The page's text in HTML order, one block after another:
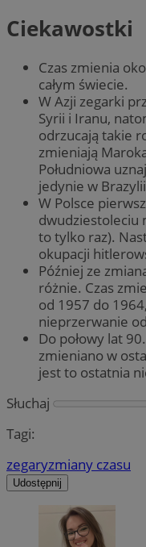
Ciekawostki
Czas zmienia
całym świecie.
W Azji zegarki
Syrii i Iranu,
odrzucają takie
zmieniają
Południowa
jedynie w
W Polsce
dwudziestoleciu
to tylko raz).
okupacji
Później ze
różnie. Czas
od 1957 do
nieprzerwanie
Do połowy lat
zmieniano w
jest to ostatnia
Słuchaj
Tagi:
zegaryzmiany czasu
Udostępnij